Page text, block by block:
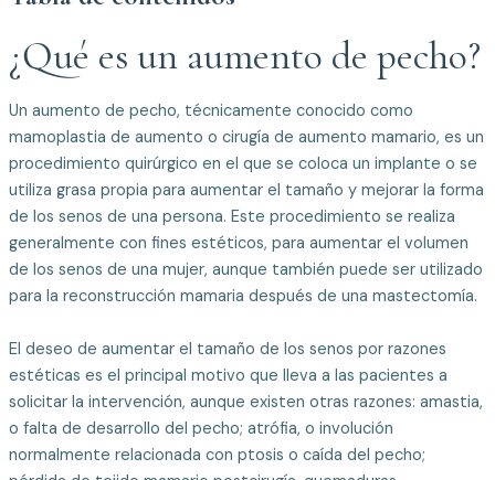
¿Qué es un aumento de pecho?
Un aumento de pecho, técnicamente conocido como
mamoplastia de aumento o cirugía de aumento mamario, es un
procedimiento quirúrgico en el que se coloca un implante o se
utiliza grasa propia para aumentar el tamaño y mejorar la forma
de los senos de una persona. Este procedimiento se realiza
generalmente con fines estéticos, para aumentar el volumen
de los senos de una mujer, aunque también puede ser utilizado
para la reconstrucción mamaria después de una mastectomía.
El deseo de aumentar el tamaño de los senos por razones
estéticas es el principal motivo que lleva a las pacientes a
solicitar la intervención, aunque existen otras razones: amastia,
o falta de desarrollo del pecho; atrófia, o involución
normalmente relacionada con ptosis o caída del pecho;